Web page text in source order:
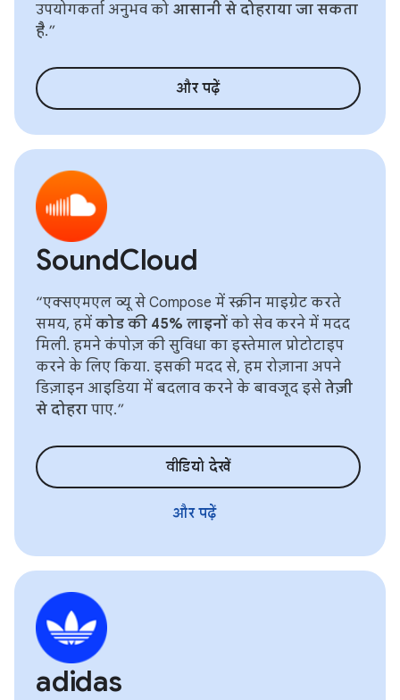
उपयोगकर्ता अनुभव को आसानी से दोहराया जा सकता
है.”
और पढ़ें
SoundCloud
“एक्सएमएल व्यू से Compose में स्क्रीन माइग्रेट करते
समय, हमें कोड की 45% लाइनों को सेव करने में मदद
मिली. हमने कंपोज़ की सुविधा का इस्तेमाल प्रोटोटाइप
करने के लिए किया. इसकी मदद से, हम रोज़ाना अपने
डिज़ाइन आइडिया में बदलाव करने के बावजूद इसे तेज़ी
से दोहरा पाए.”
वीडियो देखें
और पढ़ें
adidas